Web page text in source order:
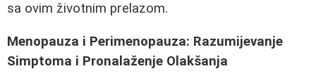
sa ovim životnim prelazom.
Menopauza i Perimenopauza: Razumijevanje
Simptoma i Pronalaženje Olakšanja